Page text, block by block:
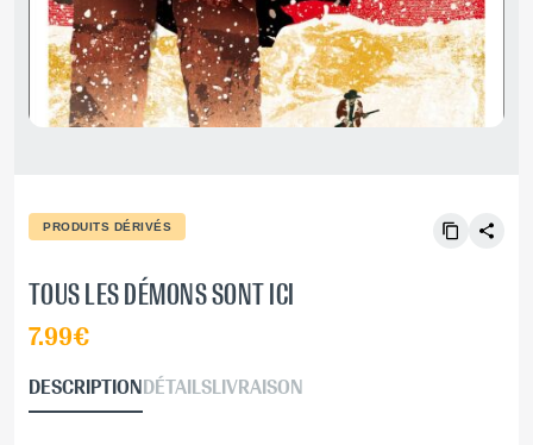
PRODUITS DÉRIVÉS
TOUS LES DÉMONS SONT ICI
7.99€
DESCRIPTIONDÉTAILSLIVRAISON